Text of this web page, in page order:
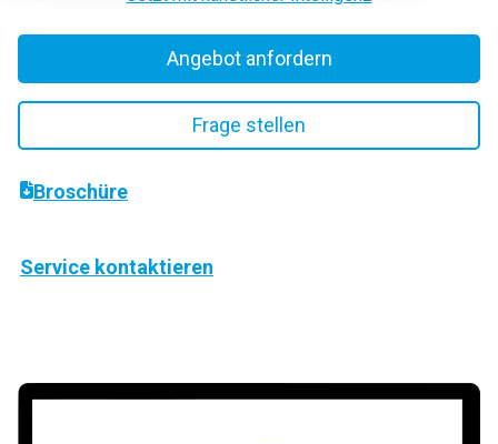
Angebot anfordern
Frage stellen
Broschüre
Service kontaktieren